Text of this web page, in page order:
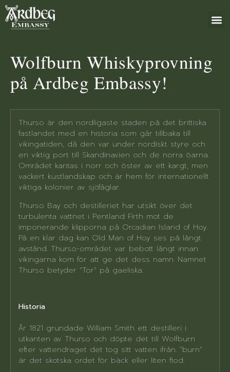
Wolfburn Whiskyprovning
på Ardbeg Embassy!
Thurso är den nordligaste staden på det brittiska
fastlandet med en historia som går tillbaka till
vikingatiden, då den var under nordiskt styre och
en viktig port till Skandinavien och de norra öarna.
Området kantas i norr och öster av ett kargt, men
vackert kustlandskap och är hem för internationellt
viktiga kolonier av sjöfåglar.
Thurso Bay och destilleriet har utsikt över det
turbulenta vattnet i Pentland Firth mot de
imponerande klipporna på Orcadian Island of Hoy.
På en klar dag kan Old Man of Hoy ses på långt
avstånd. Thurso-området var bebott långt innan
vikingarna kom för att ge det dess namn. Namnet
Thurso betyder ”Tor” på gaeliska.
Historia
År 1821 grundade William Smith ett destilleri i
utkanten av Thurso och döpte det till Wolfburn
efter vattendraget det tog sitt vatten ifrån. ”burn”
är det skotska ordet för bäck eller liten flod.